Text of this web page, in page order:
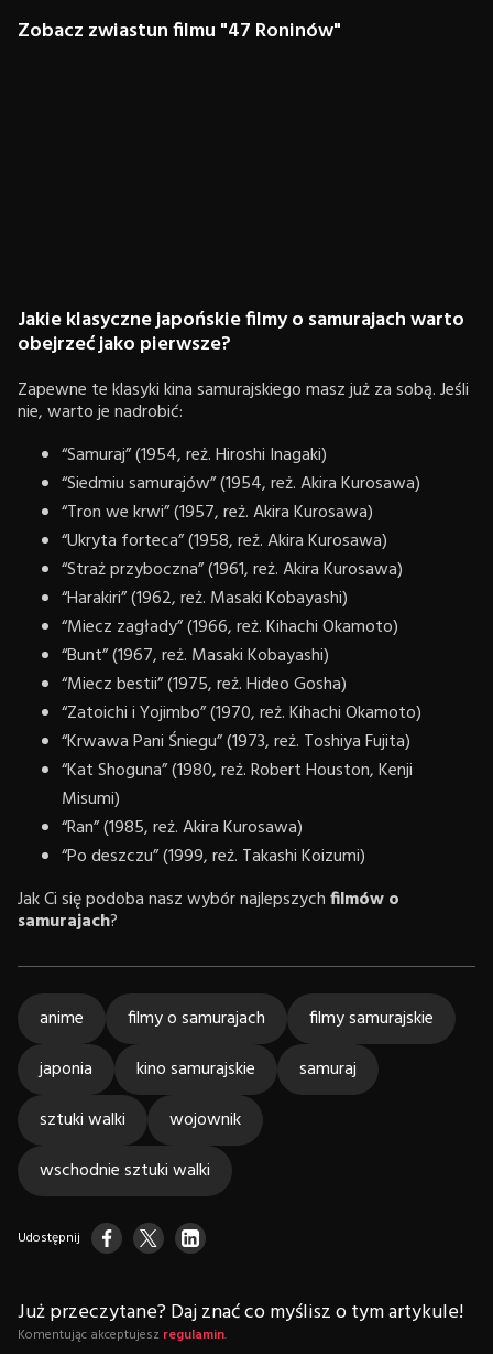
Zobacz zwiastun filmu "47 Roninów"
Jakie klasyczne japońskie filmy o samurajach warto
obejrzeć jako pierwsze?
Zapewne te klasyki kina samurajskiego masz już za sobą. Jeśli
nie, warto je nadrobić:
“Samuraj” (1954, reż. Hiroshi Inagaki)
“Siedmiu samurajów” (1954, reż. Akira Kurosawa)
“Tron we krwi” (1957, reż. Akira Kurosawa)
“Ukryta forteca” (1958, reż. Akira Kurosawa)
“Straż przyboczna” (1961, reż. Akira Kurosawa)
“Harakiri” (1962, reż. Masaki Kobayashi)
“Miecz zagłady” (1966, reż. Kihachi Okamoto)
“Bunt” (1967, reż. Masaki Kobayashi)
“Miecz bestii” (1975, reż. Hideo Gosha)
“Zatoichi i Yojimbo” (1970, reż. Kihachi Okamoto)
“Krwawa Pani Śniegu” (1973, reż. Toshiya Fujita)
“Kat Shoguna” (1980, reż. Robert Houston, Kenji
Misumi)
“Ran” (1985, reż. Akira Kurosawa)
“Po deszczu” (1999, reż. Takashi Koizumi)
Jak Ci się podoba nasz wybór najlepszychfilmów o
samurajach?
anime filmy o samurajach
filmy samurajskie
japonia
kino samurajskie
samuraj
sztuki walki
wojownik
wschodnie sztuki walki
Udostępnij
Już przeczytane? Daj znać co myślisz o tym artykule!
Komentując akceptujesz regulamin.